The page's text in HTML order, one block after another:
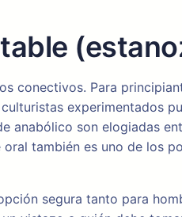
conectivos. Para
experimentados
anabólico son elogiadas
también es uno de los
segura tanto para